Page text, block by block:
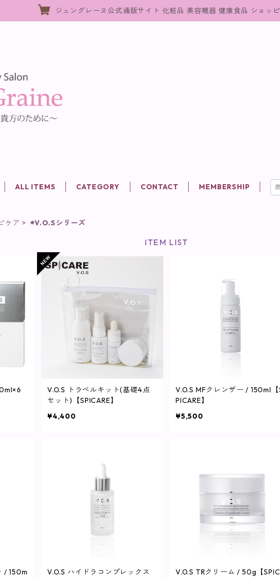
ジュングレーヌ公式通販サイト 化粧品 美容機器 健康食品 ショッ
ALL ITEMS CATEGORY CONTACT MEMBERSHIP
ケア ◉V.O.Sシリーズ
ITEM LIST
V.O.S トラベルキット(基礎4点
セット)【SPICARE】
¥4,400
V.O.S MFクレンザー / 150ml【
PICARE】
¥5,500
/ 150m
V.O.S ハイドラコンプレックス
V.O.S TRクリーム / 50g【